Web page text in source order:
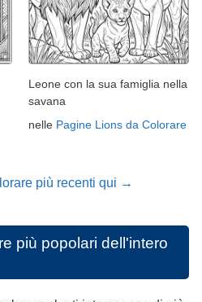
Leone con la sua famiglia nella
savana
nelle Pagine Lions da Colorare
più recenti qui →
più popolari dell'intero